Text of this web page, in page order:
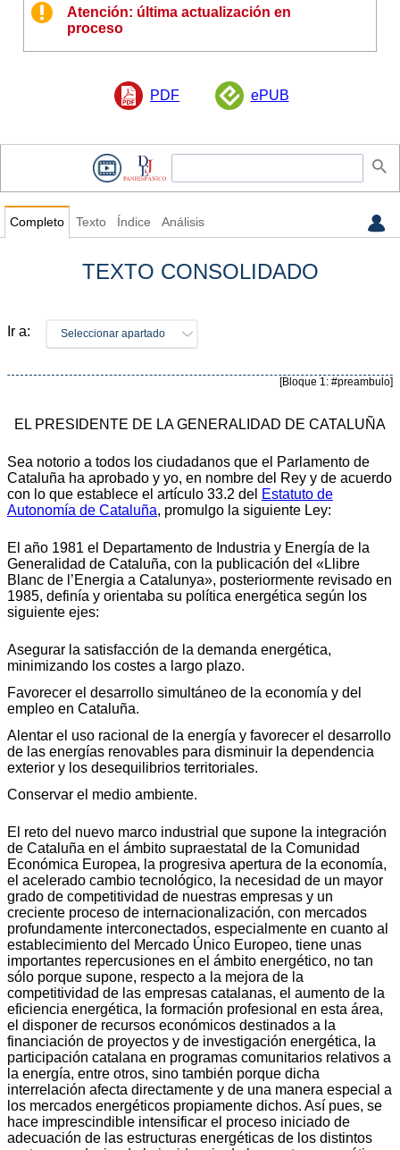
Atención: última actualización en
proceso
PDF ePUB
Completo Texto Índice Análisis
TEXTO CONSOLIDADO
Ir a: Seleccionar apartado
[Bloque 1: #preambulo]
EL PRESIDENTE DE LA GENERALIDAD DE CATALUÑA
Sea notorio a todos los ciudadanos que el Parlamento de
Cataluña ha aprobado y yo, en nombre del Rey y de acuerdo
con lo que establece el artículo 33.2 del Estatuto de
Autonomía de Cataluña, promulgo la siguiente Ley:
El año 1981 el Departamento de Industria y Energía de la
Generalidad de Cataluña, con la publicación del «Llibre
Blanc de l’Energia a Catalunya», posteriormente revisado en
1985, definía y orientaba su política energética según los
siguiente ejes:
Asegurar la satisfacción de la demanda energética,
minimizando los costes a largo plazo.
Favorecer el desarrollo simultáneo de la economía y del
empleo en Cataluña.
Alentar el uso racional de la energía y favorecer el desarrollo
de las energías renovables para disminuir la dependencia
exterior y los desequilibrios territoriales.
Conservar el medio ambiente.
El reto del nuevo marco industrial que supone la integración
de Cataluña en el ámbito supraestatal de la Comunidad
Económica Europea, la progresiva apertura de la economía,
el acelerado cambio tecnológico, la necesidad de un mayor
grado de competitividad de nuestras empresas y un
creciente proceso de internacionalización, con mercados
profundamente interconectados, especialmente en cuanto al
establecimiento del Mercado Único Europeo, tiene unas
importantes repercusiones en el ámbito energético, no tan
sólo porque supone, respecto a la mejora de la
competitividad de las empresas catalanas, el aumento de la
eficiencia energética, la formación profesional en esta área,
el disponer de recursos económicos destinados a la
financiación de proyectos y de investigación energética, la
participación catalana en programas comunitarios relativos a
la energía, entre otros, sino también porque dicha
interrelación afecta directamente y de una manera especial a
los mercados energéticos propiamente dichos. Así pues, se
hace imprescindible intensificar el proceso iniciado de
adecuación de las estructuras energéticas de los distintos